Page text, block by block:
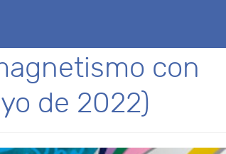
con
de 2022)